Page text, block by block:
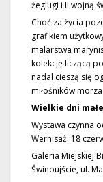
żeglugi i II wojną
Choć za życia
grafikiem
malarstwa
kolekcję liczącą
nadal cieszą się
miłośników
Wielkie dni
Wystawa czynna
Wernisaż: 18
Galeria Miejskiej
Świnoujście, ul.